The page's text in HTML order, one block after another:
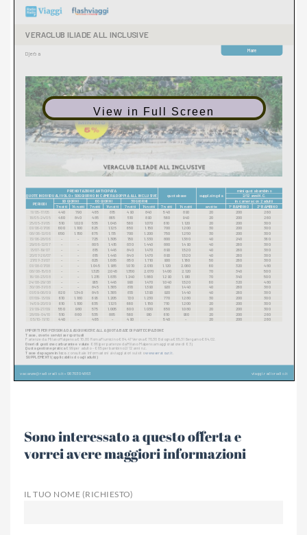
View in Full Screen
Sono interessato a questo offerta e
vorrei avere maggiori informazioni
IL TUO NOME (RICHIESTO)